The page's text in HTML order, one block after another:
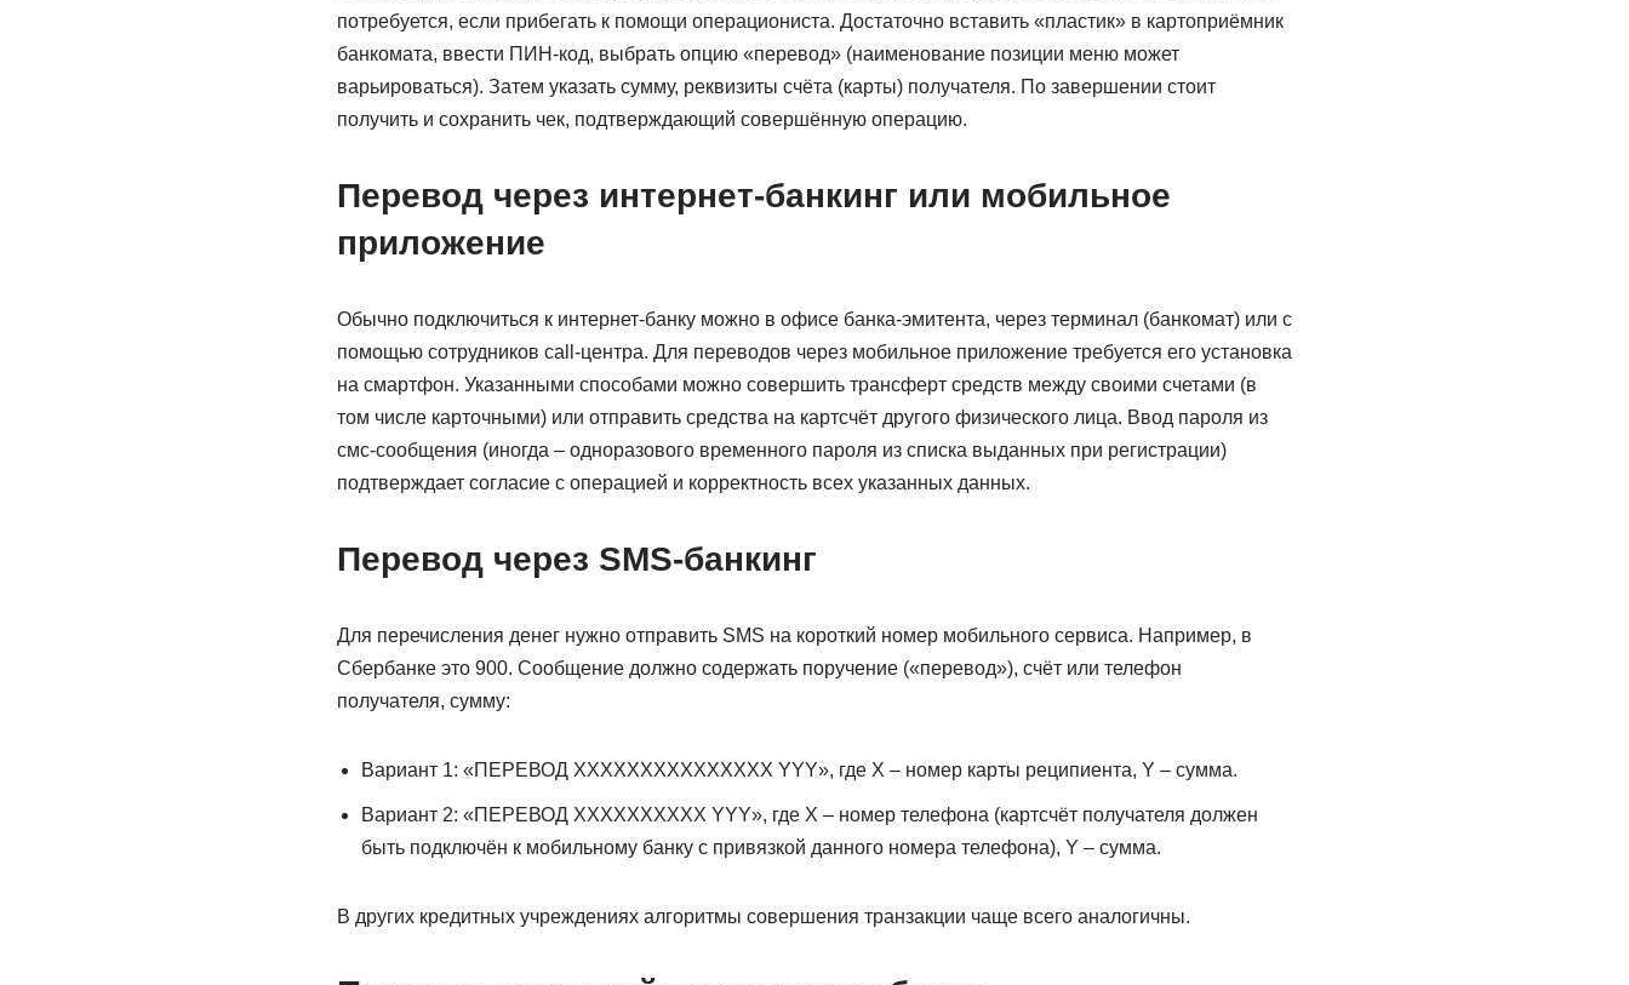
потребуется, если прибегать к помощи операциониста. Достаточно вставить «пластик» в картоприёмник
банкомата, ввести ПИН-код, выбрать опцию «перевод» (наименование позиции меню может
варьироваться). Затем указать сумму, реквизиты счёта (карты) получателя. По завершении стоит
получить и сохранить чек, подтверждающий совершённую операцию.
Перевод через интернет-банкинг или мобильное
приложение
Обычно подключиться к интернет-банку можно в офисе банка-эмитента, через терминал (банкомат) или с
помощью сотрудников call-центра. Для переводов через мобильное приложение требуется его установка
на смартфон. Указанными способами можно совершить трансферт средств между своими счетами (в
том числе карточными) или отправить средства на картсчёт другого физического лица. Ввод пароля из
смс-сообщения (иногда – одноразового временного пароля из списка выданных при регистрации)
подтверждает согласие с операцией и корректность всех указанных данных.
Перевод через SMS-банкинг
Для перечисления денег нужно отправить SMS на короткий номер мобильного сервиса. Например, в
Сбербанке это 900. Сообщение должно содержать поручение («перевод»), счёт или телефон
получателя, сумму:
Вариант 1: «ПЕРЕВОД XXXXXXXXXXXXXXX YYY», где X – номер карты реципиента, Y – сумма.
Вариант 2: «ПЕРЕВОД XXXXXXXXXX YYY», где X – номер телефона (картсчёт получателя должен
быть подключён к мобильному банку с привязкой данного номера телефона), Y – сумма.
В других кредитных учреждениях алгоритмы совершения транзакции чаще всего аналогичны.